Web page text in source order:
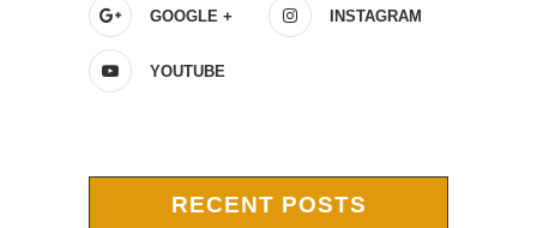
GOOGLE + INSTAGRAM
YOUTUBE
RECENT POSTS